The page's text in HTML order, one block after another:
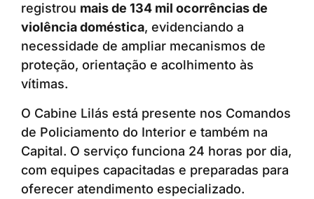
registrou mais de 134 mil ocorrências de
violência doméstica, evidenciando a
necessidade de ampliar mecanismos de
proteção, orientação e acolhimento às
vítimas.
O Cabine Lilás está presente nos Comandos
de Policiamento do Interior e também na
Capital. O serviço funciona 24 horas por dia,
com equipes capacitadas e preparadas para
oferecer atendimento especializado.